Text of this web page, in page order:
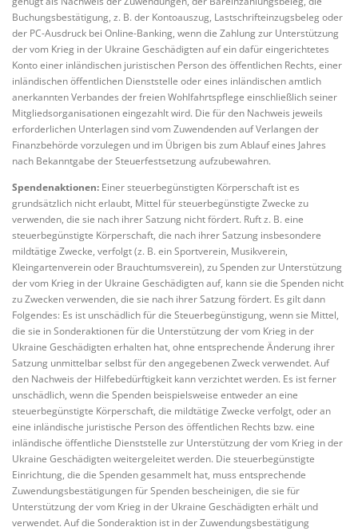
Buchungsbestätigung, z. B. der Kontoauszug, Lastschrifteinzugsbeleg oder
der PC-Ausdruck bei Online-Banking, wenn die Zahlung zur Unterstützung
der vom Krieg in der Ukraine Geschädigten auf ein dafür eingerichtetes
Konto einer inländischen juristischen Person des öffentlichen Rechts, einer
inländischen öffentlichen Dienststelle oder eines inländischen amtlich
anerkannten Verbandes der freien Wohlfahrtspflege einschließlich seiner
Mitgliedsorganisationen eingezahlt wird. Die für den Nachweis jeweils
erforderlichen Unterlagen sind vom Zuwendenden auf Verlangen der
Finanzbehörde vorzulegen und im Übrigen bis zum Ablauf eines Jahres
nach Bekanntgabe der Steuerfestsetzung aufzubewahren.
Spendenaktionen: Einer steuerbegünstigten Körperschaft ist es
grundsätzlich nicht erlaubt, Mittel für steuerbegünstigte Zwecke zu
verwenden, die sie nach ihrer Satzung nicht fördert. Ruft z. B. eine
steuerbegünstigte Körperschaft, die nach ihrer Satzung insbesondere
mildtätige Zwecke, verfolgt (z. B. ein Sportverein, Musikverein,
Kleingartenverein oder Brauchtumsverein), zu Spenden zur Unterstützung
der vom Krieg in der Ukraine Geschädigten auf, kann sie die Spenden nicht
zu Zwecken verwenden, die sie nach ihrer Satzung fördert. Es gilt dann
Folgendes: Es ist unschädlich für die Steuerbegünstigung, wenn sie Mittel,
die sie in Sonderaktionen für die Unterstützung der vom Krieg in der
Ukraine Geschädigten erhalten hat, ohne entsprechende Änderung ihrer
Satzung unmittelbar selbst für den angegebenen Zweck verwendet. Auf
den Nachweis der Hilfebedürftigkeit kann verzichtet werden. Es ist ferner
unschädlich, wenn die Spenden beispielsweise entweder an eine
steuerbegünstigte Körperschaft, die mildtätige Zwecke verfolgt, oder an
eine inländische juristische Person des öffentlichen Rechts bzw. eine
inländische öffentliche Dienststelle zur Unterstützung der vom Krieg in der
Ukraine Geschädigten weitergeleitet werden. Die steuerbegünstigte
Einrichtung, die die Spenden gesammelt hat, muss entsprechende
Zuwendungsbestätigungen für Spenden bescheinigen, die sie für
Unterstützung der vom Krieg in der Ukraine Geschädigten erhält und
verwendet. Auf die Sonderaktion ist in der Zuwendungsbestätigung